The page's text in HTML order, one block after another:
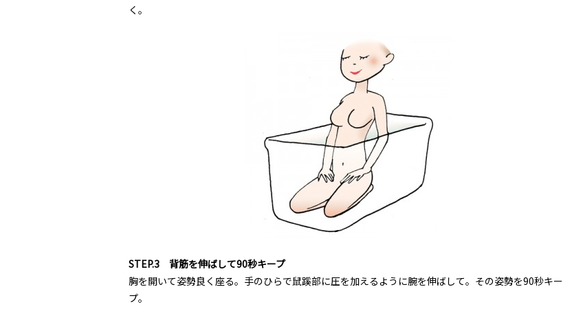
く。
STEP.3 背筋を伸ばして90秒キープ
胸を開いて姿勢良く座る。手のひらで鼠蹊部に圧を加えるように腕を伸ばして。その姿勢を90秒キー
プ。